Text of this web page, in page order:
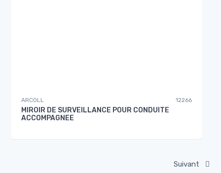
ARCOLL 12266
MIROIR DE SURVEILLANCE POUR CONDUITE
ACCOMPAGNEE
Suivant